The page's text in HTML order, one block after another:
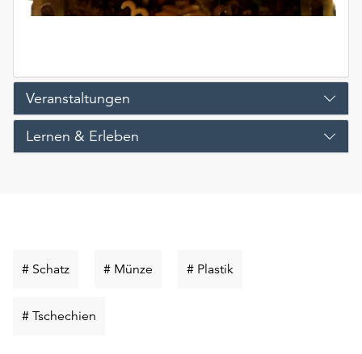
Veranstaltungen
Lernen & Erleben
# SchatzSchlüsselwort
# Münze Schlüsselwort
# Plastik
# Tschechien